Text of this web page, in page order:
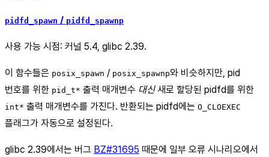
pidfd_spawn / pidfd_spawnp
사용 가능 시점: 커널 5.4, glibc 2.39.
이 함수들은 posix_spawn / posix_spawnp와 비슷하지만, pid
번호를 위한 pid_t* 출력 매개변수 대신새로 할당된 pidfd를 위한
int* 출력 매개변수를 가진다. 반환되는 pidfd에는 O_CLOEXEC
플래그가 자동으로 설정된다.
glibc 2.39에서는 버그 BZ#31695 때문에 일부 오류 시나리오에서